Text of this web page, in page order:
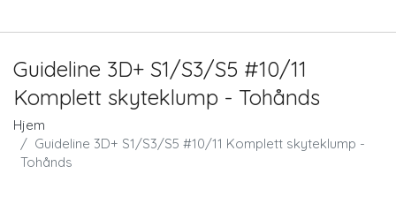
Guideline 3D+ S1/S3/S5 #10/11
Komplett skyteklump - Tohånds
Hjem
Guideline 3D+ S1/S3/S5 #10/11 Komplett skyteklump -
Tohånds